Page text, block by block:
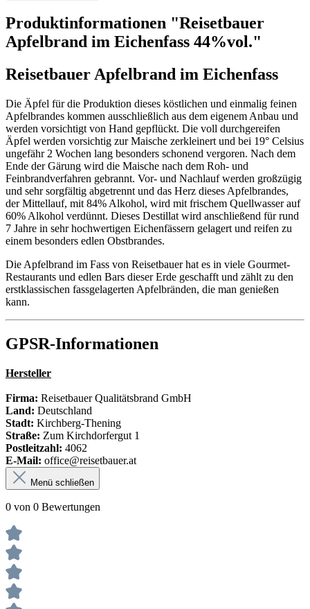
Produktinformationen "Reisetbauer
Apfelbrand im Eichenfass 44%vol."
Reisetbauer Apfelbrand im Eichenfass
Die Äpfel für die Produktion dieses köstlichen und einmalig feinen
Apfelbrandes kommen ausschließlich aus dem eigenem Anbau und
werden vorsichtigt von Hand gepflückt. Die voll durchgereifen
Äpfel werden vorsichtig zur Maische zerkleinert und bei 19° Celsius
ungefähr 2 Wochen lang besonders schonend vergoren. Nach dem
Ende der Gärung wird die Maische nach dem Roh- und
Feinbrandverfahren gebrannt. Vor- und Nachlauf werden großzügig
und sehr sorgfältig abgetrennt und das Herz dieses Apfelbrandes,
der Mittellauf, mit 84% Alkohol, wird mit frischem Quellwasser auf
60% Alkohol verdünnt. Dieses Destillat wird anschließend für rund
7 Jahre in sehr hochwertigen Eichenfässern gelagert und reifen zu
einem besonders edlen Obstbrandes.
Die Apfelbrand im Fass von Reisetbauer hat es in viele Gourmet-
Restaurants und edlen Bars dieser Erde geschafft und zählt zu den
erstklassischen fassgelagerten Apfelbränden, die man genießen
kann.
GPSR-Informationen
Hersteller
Firma: Reisetbauer Qualitätsbrand GmbH
Land: Deutschland
Stadt: Kirchberg-Thening
Straße: Zum Kirchdorfergut 1
Postleitzahl: 4062
E-Mail: office@reisetbauer.at
Menü schließen
0 von 0 Bewertungen